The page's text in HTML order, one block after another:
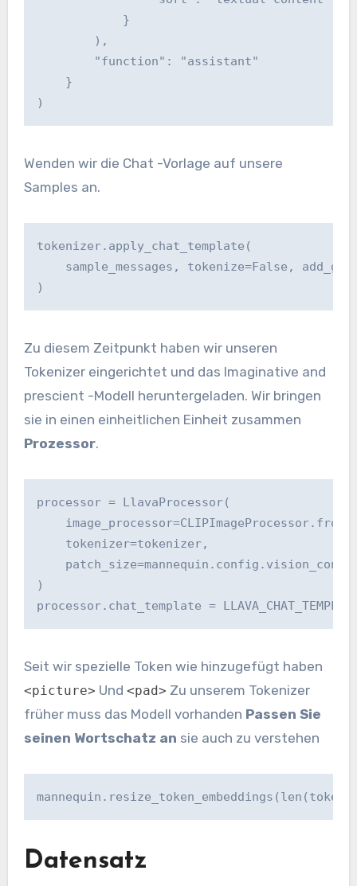
            }
        ),
        "function": "assistant"
    }
)
Wenden wir die Chat -Vorlage auf unsere
Samples an.
tokenizer.apply_chat_template(
sample_messages, tokenize=False,
)
Zu diesem Zeitpunkt haben wir unseren
Tokenizer eingerichtet und das Imaginative and
prescient -Modell heruntergeladen. Wir bringen
sie in einen einheitlichen Einheit zusammen
Prozessor.
processor = LlavaProcessor(
    tokenizer=tokenizer,
)
processor.chat_template =
Seit wir spezielle Token wie hinzugefügt haben
<picture> Und <pad> Zu unserem Tokenizer
früher muss das Modell vorhanden Passen Sie
seinen Wortschatz an sie auch zu verstehen
Datensatz